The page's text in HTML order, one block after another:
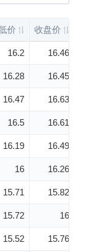
价 收盘价
16.2 16.46
16.28 16.45
16.47 16.63
16.5 16.61
16.19 16.49
16 16.26
15.71 15.82
15.72 16
15.52 15.76